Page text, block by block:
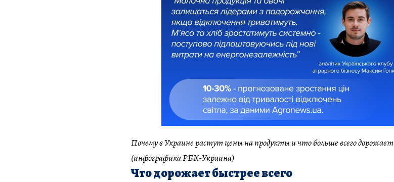
Почему в Украине растут цены на продукты и что больше всего дорожает
(инфографика РБК-Украина)
Что дорожает быстрее всего